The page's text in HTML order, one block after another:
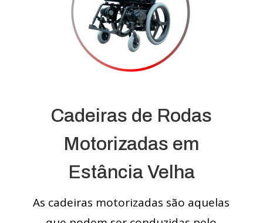
Cadeiras de Rodas
Motorizadas em
Estância Velha
As cadeiras motorizadas são aquelas